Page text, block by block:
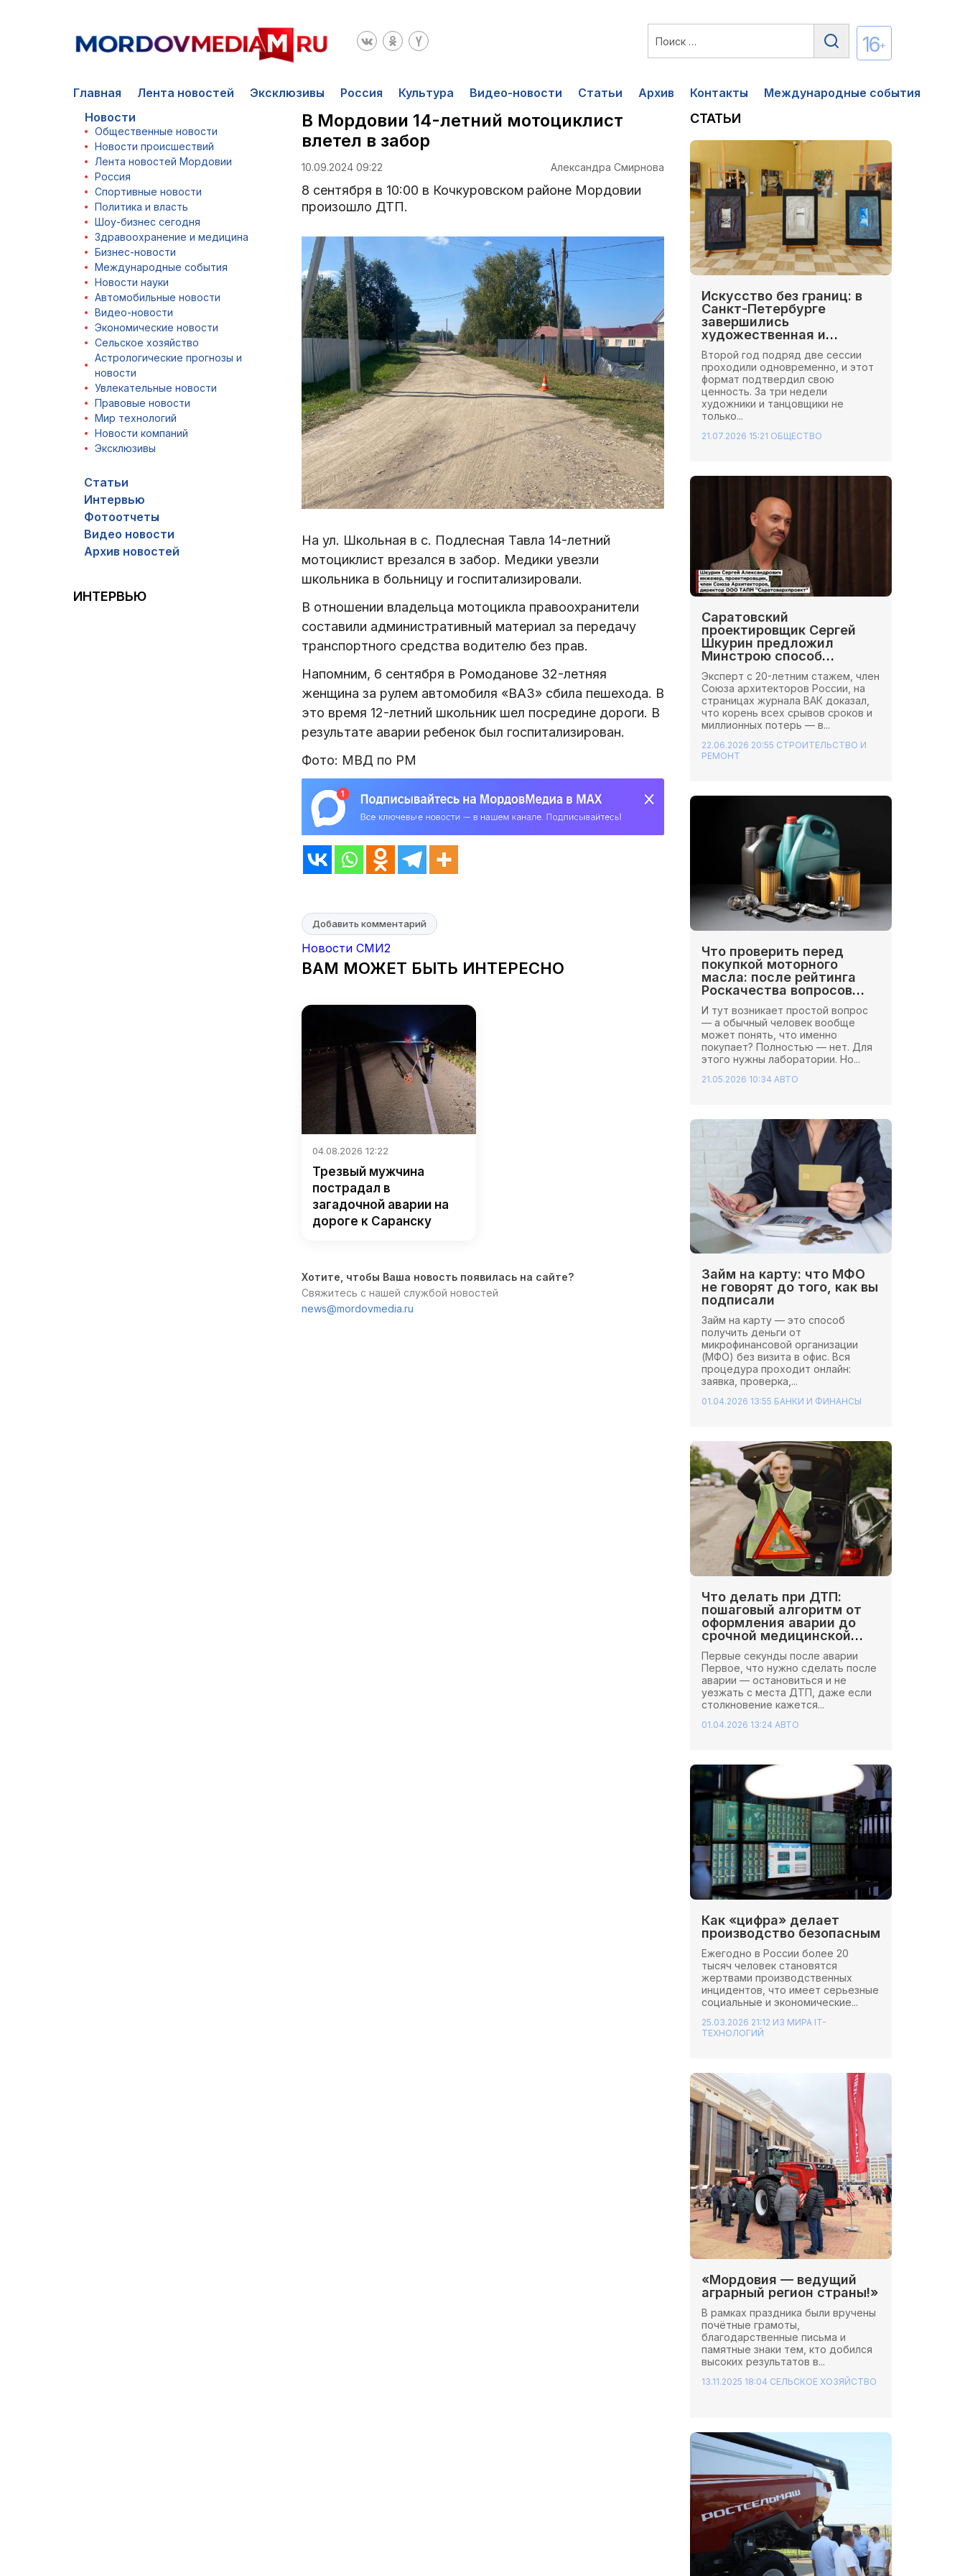
16+
Главная Лента новостей Эксклюзивы Россия Культура Видео-новости Статьи Архив Контакты
Международные события
Новости
Общественные новости
Новости происшествий
Лента новостей Мордовии
Россия
Спортивные новости
Политика и власть
Шоу-бизнес сегодня
Здравоохранение и медицина
Бизнес-новости
Международные события
Новости науки
Автомобильные новости
Видео-новости
Экономические новости
Сельское хозяйство
Астрологические прогнозы и
новости
Увлекательные новости
Правовые новости
Мир технологий
Новости компаний
Эксклюзивы
Статьи
Интервью
Фотоотчеты
Видео новости
Архив новостей
ИНТЕРВЬЮ
В Мордовии 14-летний мотоциклист
влетел в забор
10.09.2024 09:22 Александра Смирнова
8 сентября в 10:00 в Кочкуровском районе Мордовии
произошло ДТП.
На ул. Школьная в с. Подлесная Тавла 14-летний
мотоциклист врезался в забор. Медики увезли
школьника в больницу и госпитализировали.
В отношении владельца мотоцикла правоохранители
составили административный материал за передачу
транспортного средства водителю без прав.
Напомним, 6 сентября в Ромоданове 32-летняя
женщина за рулем автомобиля «ВАЗ» сбила пешехода. В
это время 12-летний школьник шел посредине дороги. В
результате аварии ребенок был госпитализирован.
Фото: МВД по РМ
Добавить комментарий
Новости СМИ2
ВАМ МОЖЕТ БЫТЬ ИНТЕРЕСНО
04.08.2026 12:22
Трезвый мужчина
пострадал в
загадочной аварии на
дороге к Саранску
Хотите, чтобы Ваша новость появилась на сайте?
Свяжитесь с нашей службой новостей
news@mordovmedia.ru
СТАТЬИ
Искусство без границ: в
Санкт-Петербурге
завершились
художественная и
хореографическая сессии
Школы Иннопрактики.
Второй год подряд две сессии
проходили одновременно, и этот
формат подтвердил свою
ценность. За три недели
художники и танцовщики не
только...
21.07.2026 15:21 ОБЩЕСТВО
Саратовский
проектировщик Сергей
Шкурин предложил
Минстрою способ
сэкономить миллионы на
стройках
Эксперт с 20-летним стажем, член
Союза архитекторов России, на
страницах журнала ВАК доказал,
что корень всех срывов сроков и
миллионных потерь — в...
22.06.2026 20:55 СТРОИТЕЛЬСТВО И
РЕМОНТ
Что проверить перед
покупкой моторного
масла: после рейтинга
Роскачества вопросов
стало больше
И тут возникает простой вопрос
— а обычный человек вообще
может понять, что именно
покупает? Полностью — нет. Для
этого нужны лаборатории. Но...
21.05.2026 10:34 АВТО
Займ на карту: что МФО
не говорят до того, как вы
подписали
Займ на карту — это способ
получить деньги от
микрофинансовой организации
(МФО) без визита в офис. Вся
процедура проходит онлайн:
заявка, проверка,...
01.04.2026 13:55 БАНКИ И ФИНАНСЫ
Что делать при ДТП:
пошаговый алгоритм от
оформления аварии до
срочной медицинской
помощи
Первые секунды после аварии
Первое, что нужно сделать после
аварии — остановиться и не
уезжать с места ДТП, даже если
столкновение кажется...
01.04.2026 13:24 АВТО
Как «цифра» делает
производство безопасным
Ежегодно в России более 20
тысяч человек становятся
жертвами производственных
инцидентов, что имеет серьезные
социальные и экономические...
25.03.2026 21:12 ИЗ МИРА IT-
ТЕХНОЛОГИЙ
«Мордовия — ведущий
аграрный регион страны!»
В рамках праздника были вручены
почётные грамоты,
благодарственные письма и
памятные знаки тем, кто добился
высоких результатов в...
13.11.2025 18:04 СЕЛЬСКОЕ ХОЗЯЙСТВО